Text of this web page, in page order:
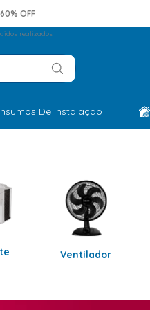
60% OFF
realizados
De Instalação
Ventilador